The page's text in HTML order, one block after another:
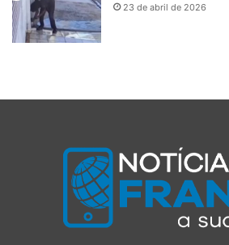
23 de abril de 2026